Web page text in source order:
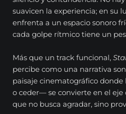
suavicen la experiencia; en su
enfrenta a un espacio sonoro
cada golpe rítmico tiene un
Más que un track funcional,
percibe como una narrativa
paisaje cinematográfico
o ceder— se convierte en el eje
que no busca agradar, sino